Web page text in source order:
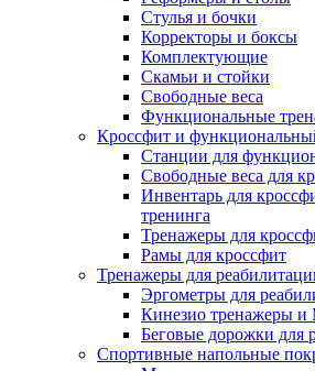
Стулья и бочки
Корректоры и боксы
Комплектующие
Скамьи и стойки
Свободные веса
Функциональные
Кроссфит и
Станции для
Свободные веса для
Инвентарь для
тренинга
Тренажеры для
Рамы для кроссфит
Тренажеры для
Эргометры для
Кинезио тренажеры
Беговые дорожки для
Спортивные напольные